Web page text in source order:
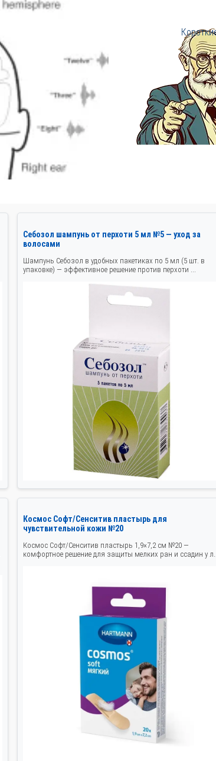
Себозол шампунь от перхоти 5 мл №5 — уход за
волосами
Шампунь Себозол в удобных пакетиках по 5 мл (5 шт. в
упаковке) — эффективное решение против перхоти ...
Космос Софт/Сенситив пластырь для
чувствительной кожи №20
Космос Софт/Сенситив пластырь 1,9×7,2 см №20 —
комфортное решение для защиты мелких ран и ссадин у